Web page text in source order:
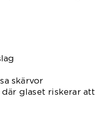
skärvor
glaset riskerar att